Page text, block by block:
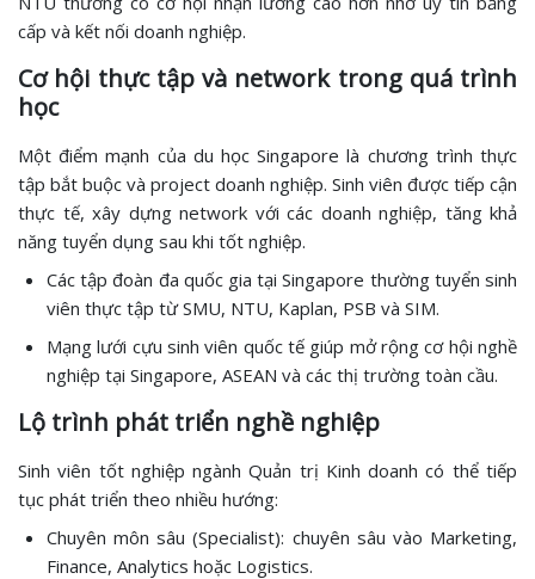
cấp và kết nối doanh nghiệp.
Cơ hội thực tập và network trong quá trình
học
Một điểm mạnh của du học Singapore là chương trình thực
tập bắt buộc và project doanh nghiệp. Sinh viên được tiếp cận
thực tế, xây dựng network với các doanh nghiệp, tăng khả
năng tuyển dụng sau khi tốt nghiệp.
Các tập đoàn đa quốc gia tại Singapore thường tuyển sinh
viên thực tập từ SMU, NTU, Kaplan, PSB và SIM.
Mạng lưới cựu sinh viên quốc tế giúp mở rộng cơ hội nghề
nghiệp tại Singapore, ASEAN và các thị trường toàn cầu.
Lộ trình phát triển nghề nghiệp
Sinh viên tốt nghiệp ngành Quản trị Kinh doanh có thể tiếp
tục phát triển theo nhiều hướng:
Chuyên môn sâu (Specialist): chuyên sâu vào Marketing,
Finance, Analytics hoặc Logistics.